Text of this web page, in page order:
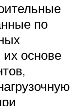
по
основе